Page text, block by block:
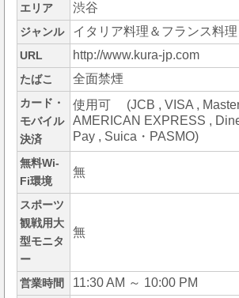
エリア 渋谷
ジャンル イタリア料理＆フランス料
URL http://www.kura-jp.com
たばこ 全面禁煙
カード・
モバイル
決済
使用可 (JCB , VISA ,
AMERICAN EXPRESS ,
Pay , Suica・PASMO)
無料Wi-
Fi環境
無
スポーツ
観戦用大
型モニタ
ー
無
営業時間 11:30 AM ～ 10:00 PM